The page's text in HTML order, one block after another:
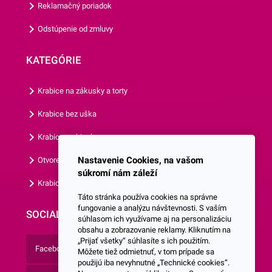
rôznymi intoleranciami.Ich
Kvetinky jednoducho
krémom podľa Vašich
potiahnutej fondánom alebo
marcipánom odporúčame
cukrárskeho lepidla či medu.
odporúčame uložiť na dezert
krátko pred servírovaním,
aby ste predišli navlhnutiu
oblátok
Reklamačný poriadok
Odstúpenie od zmluvy
KATEGÓRIE
Krabice na zákusky a torty
Krabice bez uška
Krabice s okienkom
Otvorená krabica
Krabice s vlastným logom
SOCIALNE SIETE
Facebook
Nastavenie Cookies, na vašom
súkromí nám záleží
Táto stránka používa cookies na správne
fungovanie a analýzu návštevnosti. S vaším
súhlasom ich využívame aj na personalizáciu
obsahu a zobrazovanie reklamy. Kliknutím na
„Prijať všetky“ súhlasíte s ich použitím.
Môžete tiež odmietnuť, v tom prípade sa
použijú iba nevyhnutné „Technické cookies“.